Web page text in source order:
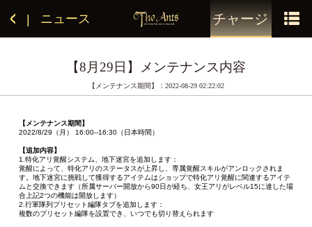
チャージ
ニュース
【8月29日】メンテナンス内容
【メンテナンス期間】：2022-08-29 02:22:02
【メンテナンス期間】
2022/8/29（月） 16:00--16:30（日本時間）
【追加内容】
1.特化アリ覚醒システム、地下迷宮を追加します：
覚醒によって、特化アリのステータスが上昇し、専属覚醒スキルがアンロックされま
す。地下迷宮に挑戦して獲得するアイテムはショップで特化アリ覚醒に関連するアイテ
ムと交換できます（所属サーバー開放から90日が経ち、女王アリがレベル15に達した場
合上記2つの機能は開放します）
2.行軍隊列プリセット編隊タブを追加します：
複数のプリセット編隊を設置でき、いつでも切り替えられます